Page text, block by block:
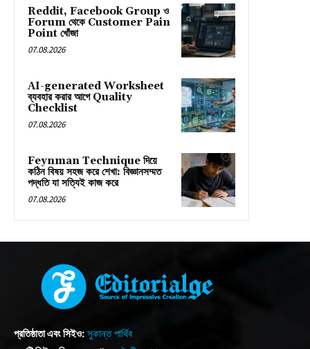
Reddit, Facebook Group ও
Forum থেকে Customer Pain
Point খোঁজা
07.08.2026
AI-generated Worksheet
ব্যবহার করার আগে Quality
Checklist
07.08.2026
Feynman Technique দিয়ে
কঠিন বিষয় সহজ করে শেখা: বিজ্ঞানসম্মত
পদ্ধতি যা সত্যিই কাজ করে
07.08.2026
প্রতিষ্ঠাতা এবং সিইও: সুকান্ত পার্থিব